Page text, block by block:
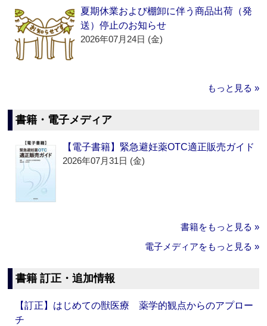
夏期休業および棚卸に伴う商品出荷（発
送）停止のお知らせ
2026年07月24日 (金)
もっと見る »
書籍・電子メディア
【電子書籍】緊急避妊薬OTC適正販売ガイド
2026年07月31日 (金)
書籍をもっと見る »
電子メディアをもっと見る »
書籍 訂正・追加情報
【訂正】はじめての獣医療 薬学的観点からのアプロー
チ